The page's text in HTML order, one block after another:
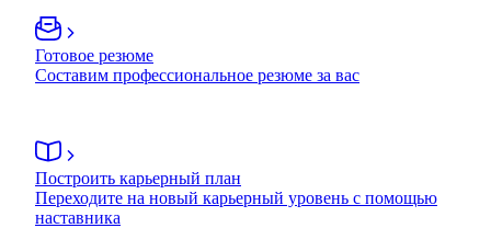
Готовое резюме
Составим профессиональное резюме за вас
Построить карьерный план
Переходите на новый карьерный уровень с помощью
наставника